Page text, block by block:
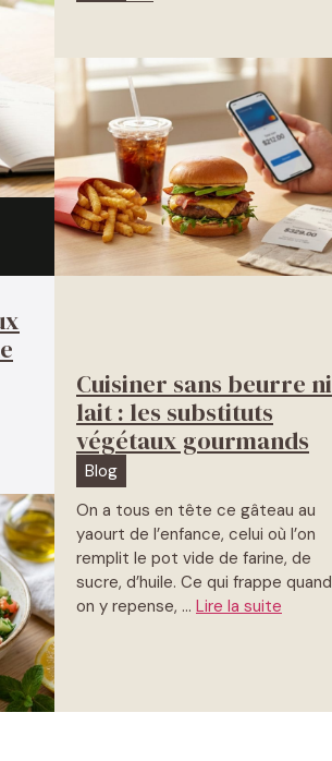
Cuisiner sans beurre ni
lait : les substituts
végétaux gourmands
Blog
On a tous en tête ce gâteau au
yaourt de l’enfance, celui où l’on
remplit le pot vide de farine, de
sucre, d’huile. Ce qui frappe quand
on y repense, … Lire la suite